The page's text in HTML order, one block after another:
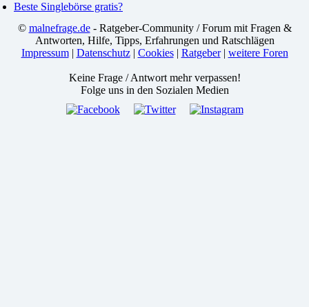
Beste Singlebörse gratis?
© malnefrage.de- Ratgeber-Community / Forum mit Fragen &
Antworten, Hilfe, Tipps, Erfahrungen und Ratschlägen
Impressum| Datenschutz| Cookies| Ratgeber| weitere Foren
Keine Frage / Antwort mehr verpassen!
Folge uns in den Sozialen Medien